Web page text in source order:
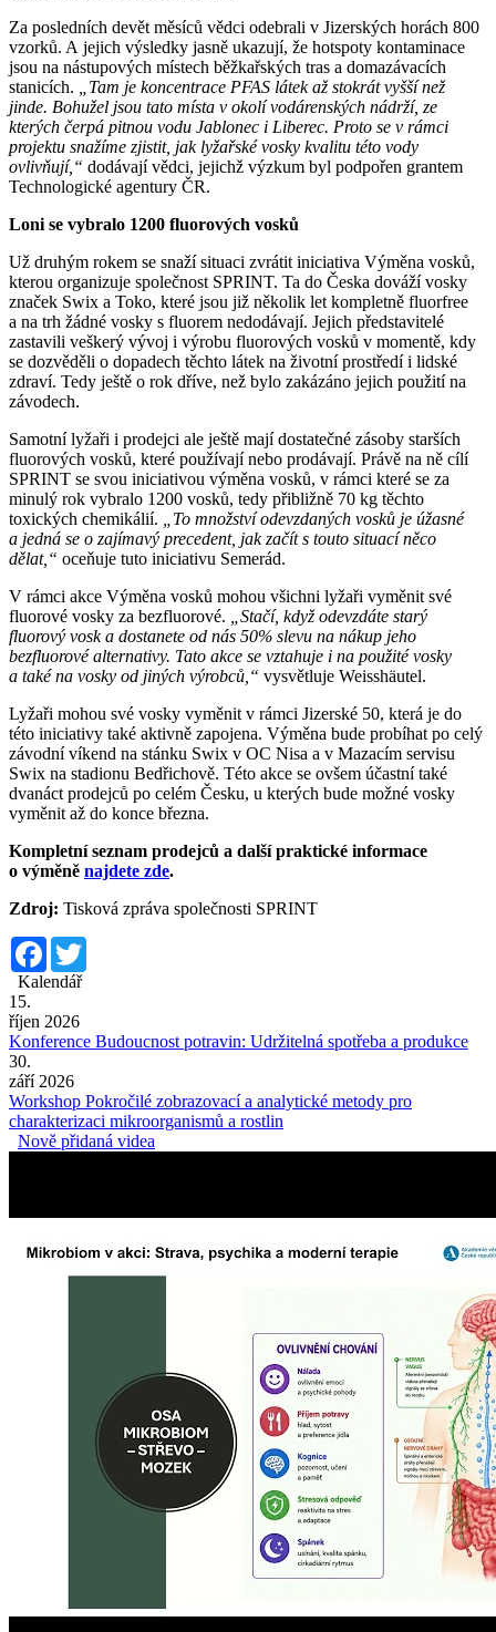
Za posledních devět měsíců vědci odebrali v Jizerských horách 800
vzorků. A jejich výsledky jasně ukazují, že hotspoty kontaminace
jsou na nástupových místech běžkařských tras a domazávacích
stanicích.
„Tam je koncentrace PFAS látek až stokrát vyšší než
jinde. Bohužel jsou tato místa v okolí vodárenských nádrží, ze
kterých čerpá pitnou vodu Jablonec i Liberec. Proto se v rámci
projektu snažíme zjistit, jak lyžařské vosky kvalitu této vody
ovlivňují,“ dodávají vědci, jejichž výzkum byl podpořen grantem
Technologické agentury ČR.
Loni se vybralo 1200 fluorových vosků
Už druhým rokem se snaží situaci zvrátit iniciativa Výměna vosků,
kterou organizuje společnost SPRINT. Ta do Česka dováží vosky
značek Swix a Toko, které jsou již několik let kompletně fluorfree
a na trh žádné vosky s fluorem nedodávají. Jejich představitelé
zastavili veškerý vývoj i výrobu fluorových vosků v momentě, kdy
se dozvěděli o dopadech těchto látek na životní prostředí i lidské
zdraví. Tedy ještě o rok dříve, než bylo zakázáno jejich použití na
závodech.
Samotní lyžaři i prodejci ale ještě mají dostatečné zásoby starších
fluorových vosků, které používají nebo prodávají. Právě na ně cílí
SPRINT se svou iniciativou výměna vosků, v rámci které se za
minulý rok vybralo 1200 vosků, tedy přibližně 70 kg těchto
toxických chemikálií.
„To množství odevzdaných vosků je úžasné
a jedná se o zajímavý precedent, jak začít s touto situací něco
dělat,“ oceňuje tuto iniciativu Semerád.
V rámci akce Výměna vosků mohou všichni lyžaři vyměnit své
fluorové vosky za bezfluorové.
„Stačí, když odevzdáte starý
fluorový vosk a dostanete od nás 50% slevu na nákup jeho
bezfluorové alternativy. Tato akce se vztahuje i na použité vosky
a také na vosky od jiných výrobců,“ vysvětluje Weisshäutel.
Lyžaři mohou své vosky vyměnit v rámci Jizerské 50, která je do
této iniciativy také aktivně zapojena. Výměna bude probíhat po celý
závodní víkend na stánku Swix v OC Nisa a v Mazacím servisu
Swix na stadionu Bedřichově. Této akce se ovšem účastní také
dvanáct prodejců po celém Česku, u kterých bude možné vosky
vyměnit až do konce března.
Kompletní seznam prodejců a další praktické informace
o výměně najdete zde.
Zdroj: Tisková zpráva společnosti SPRINT
Facebook
Kalendář
15.
říjen 2026
Konference Budoucnost potravin: Udržitelná spotřeba a produkce
30.
září 2026
Workshop Pokročilé zobrazovací a analytické metody pro
charakterizaci mikroorganismů a rostlin
Nově přidaná videa